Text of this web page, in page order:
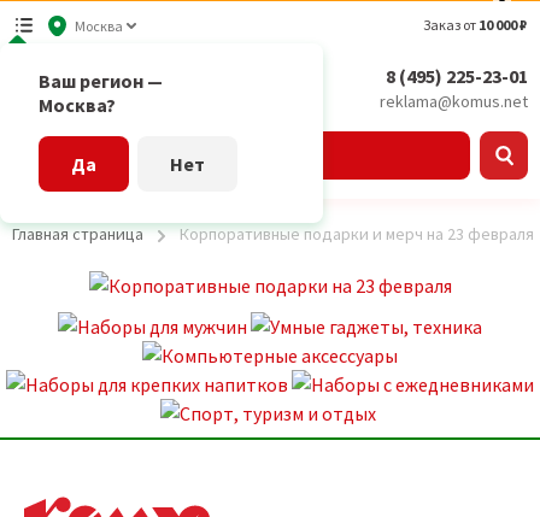
Москва
Ваш регион —
Москва?
Да Нет
Заказ от 10 000 ₽
8 (495) 225-23-01
reklama@komus.net
Главная страница Корпоративные подарки и мерч на 23 февраля